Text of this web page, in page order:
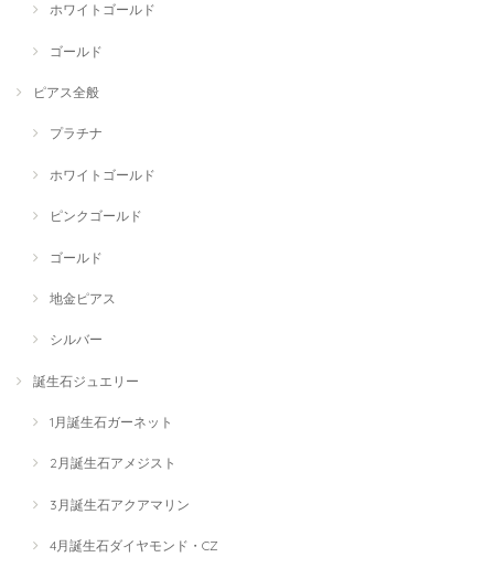
ホワイトゴールド
ゴールド
ピアス全般
プラチナ
ホワイトゴールド
ピンクゴールド
ゴールド
地金ピアス
シルバー
誕生石ジュエリー
1月誕生石ガーネット
2月誕生石アメジスト
3月誕生石アクアマリン
4月誕生石ダイヤモンド・CZ